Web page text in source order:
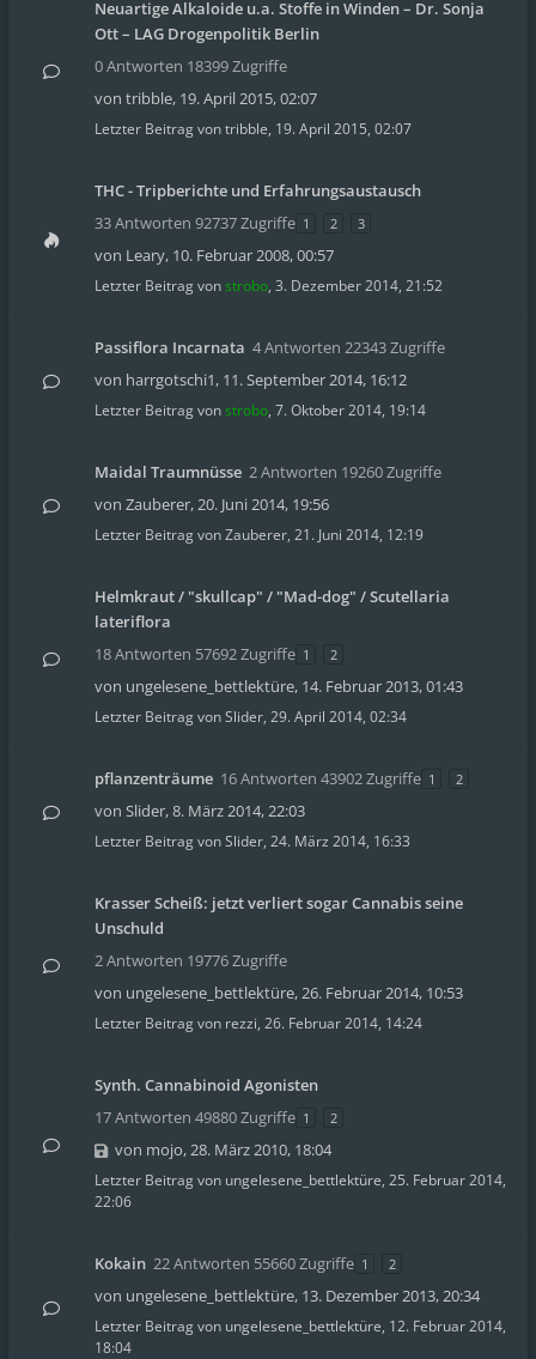
Neuartige Alkaloide u.a. Stoffe in Winden – Dr. Sonja
Ott – LAG Drogenpolitik Berlin
0 Antworten 18399 Zugriffe
von tribble, 19. April 2015, 02:07
Letzter Beitrag vontribble, 19. April 2015, 02:07
THC - Tripberichte und Erfahrungsaustausch
33 Antworten 92737 Zugriffe 1 2 3
von Leary, 10. Februar 2008, 00:57
Letzter Beitrag vonstrobo, 3. Dezember 2014, 21:52
Passiflora Incarnata 4 Antworten 22343 Zugriffe
von harrgotschi1, 11. September 2014, 16:12
Letzter Beitrag vonstrobo, 7. Oktober 2014, 19:14
Maidal Traumnüsse 2 Antworten 19260 Zugriffe
von Zauberer,20. Juni 2014, 19:56
Letzter Beitrag vonZauberer, 21. Juni 2014, 12:19
Helmkraut / "skullcap" / "Mad-dog" / Scutellaria
lateriflora
18 Antworten 57692 Zugriffe 1 2
von ungelesene_bettlektüre, 14. Februar 2013, 01:43
Letzter Beitrag vonSlider, 29. April 2014, 02:34
pflanzenträume 16 Antworten 43902 Zugriffe 1 2
von Slider,8. März 2014, 22:03
Letzter Beitrag vonSlider, 24. März 2014, 16:33
Krasser Scheiß: jetzt verliert sogar Cannabis seine
Unschuld
2 Antworten 19776 Zugriffe
von ungelesene_bettlektüre,26. Februar 2014, 10:53
Letzter Beitrag von rezzi, 26. Februar 2014, 14:24
Synth. Cannabinoid Agonisten
17 Antworten 49880 Zugriffe 1 2
von mojo,28. März 2010, 18:04
Letzter Beitrag von ungelesene_bettlektüre, 25. Februar 2014,
22:06
Kokain 22 Antworten 55660 Zugriffe 1 2
von ungelesene_bettlektüre, 13. Dezember 2013, 20:34
Letzter Beitrag von ungelesene_bettlektüre, 12. Februar 2014,
18:04